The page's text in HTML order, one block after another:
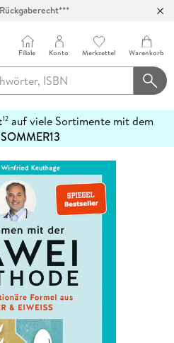
Filiale Konto Merkzettel Warenkorb
12auf viele Sortimente mit dem
SOMMER13